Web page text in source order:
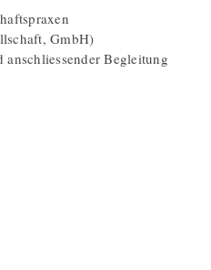
GmbH)
Begleitung